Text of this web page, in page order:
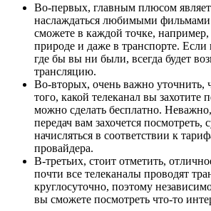
Во-первых, главным плюсом
наслаждаться любимыми
сможете в каждой точке, например,
природе и даже в транспорте. Если
где бы вы ни были, всегда будет
трансляцию.
Во-вторых, очень важно уточнить,
того, какой телеканал вы захотите
можно сделать бесплатно. Неважно,
передач вам захочется посмотреть,
начисляться в соответствии к
провайдера.
В-третьих, стоит отметить,
почти все телеканалы проводят
круглосуточно, поэтому
вы сможете посмотреть что-то